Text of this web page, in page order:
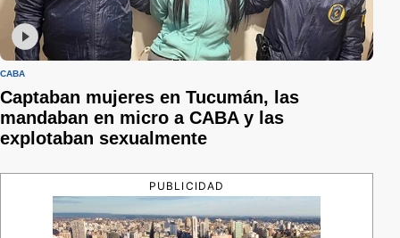
CABA
Captaban mujeres en Tucumán, las
mandaban en micro a CABA y las
explotaban sexualmente
PUBLICIDAD